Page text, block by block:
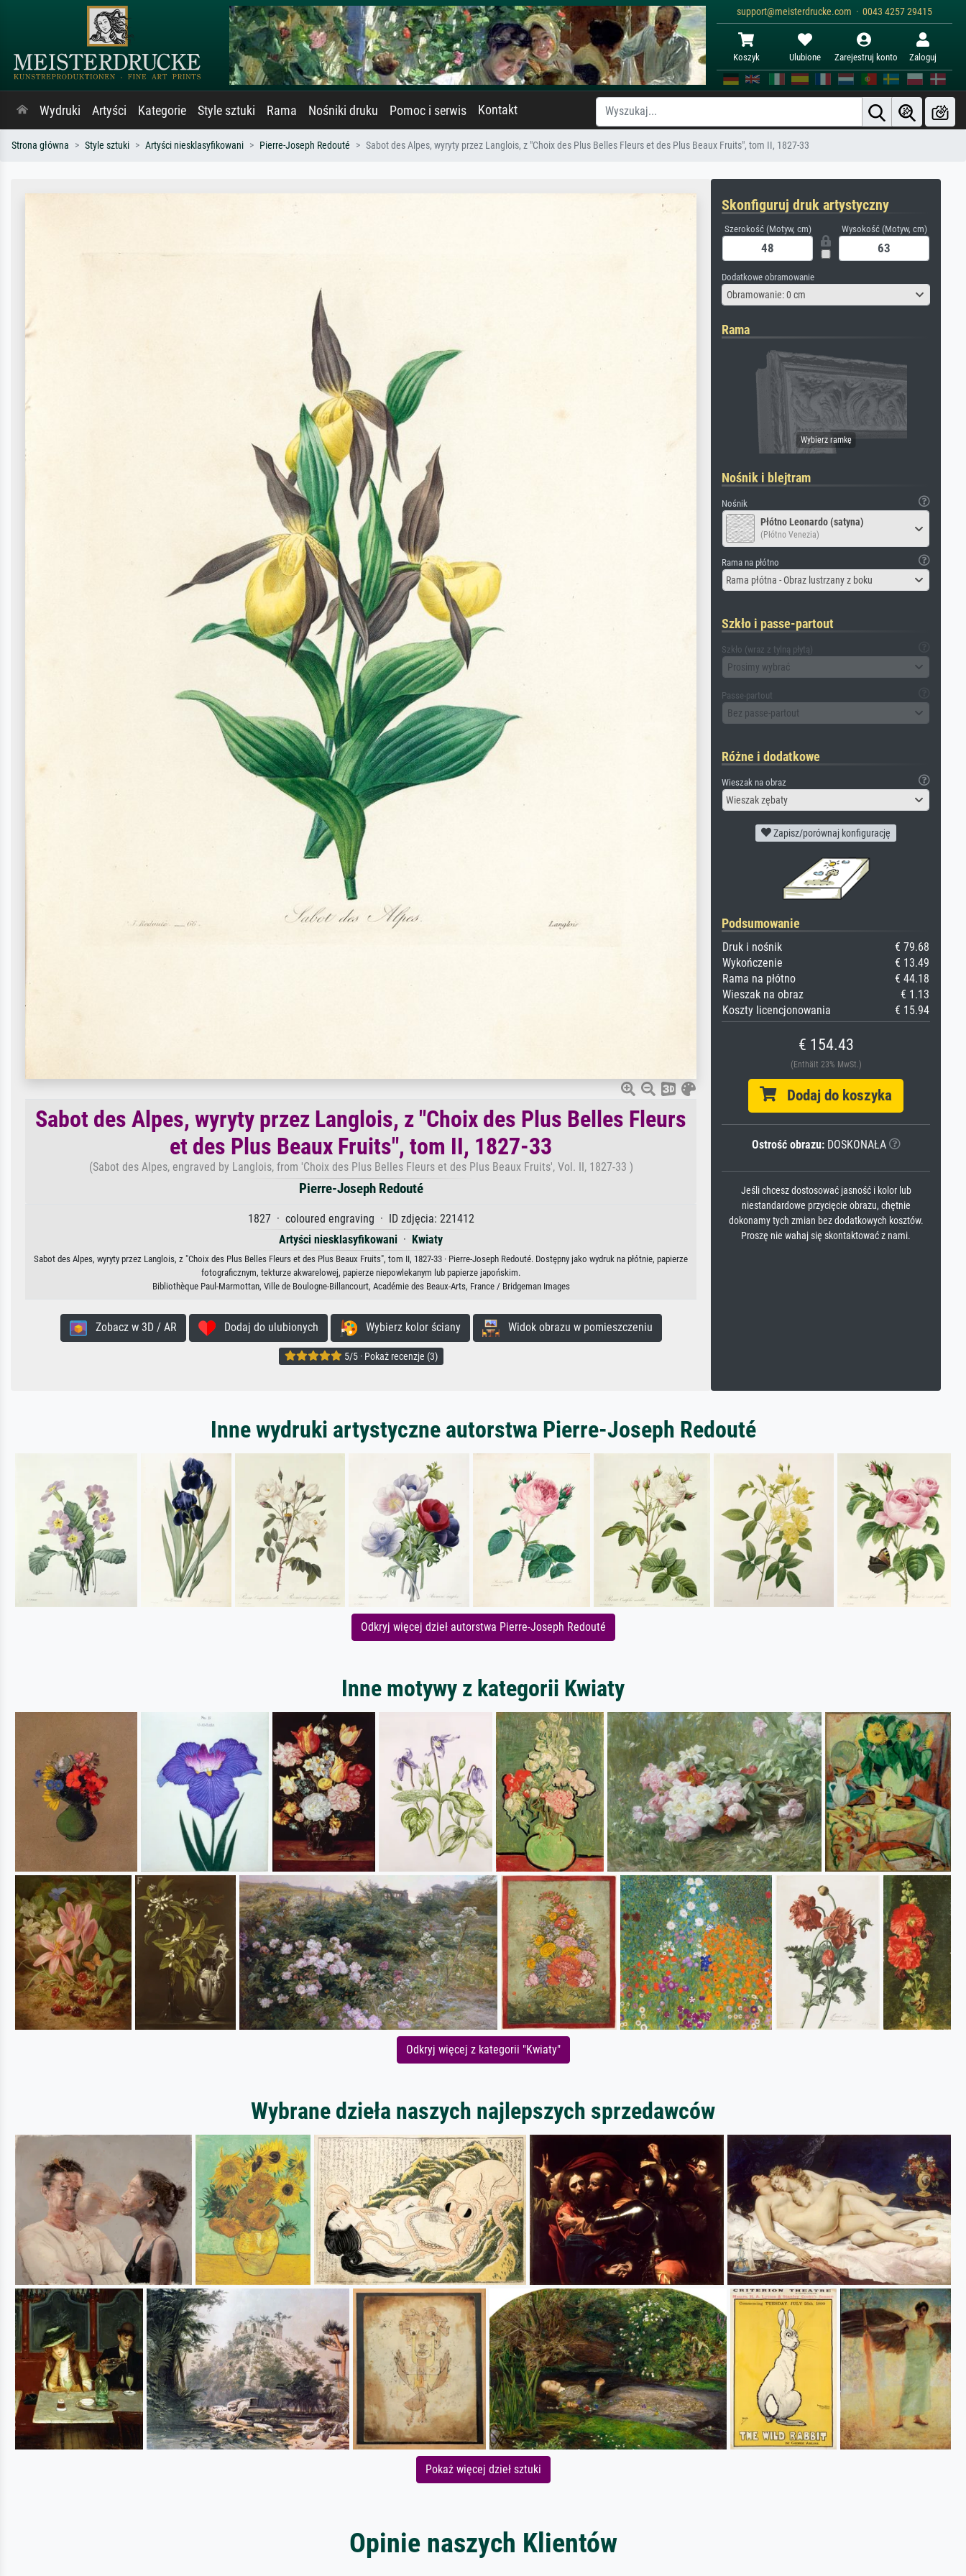
support@meisterdrucke.com · 0043 4257 29415
Koszyk Ulubione Zarejestruj konto Zaloguj
Wydruki Artyści Kategorie Style sztuki Rama Nośniki druku Pomoc i serwis Kontakt
Strona główna Style sztuki Artyści niesklasyfikowani Pierre-Joseph Redouté Sabot des Alpes, wyryty przez Langlois, z "Choix des Plus Belles Fleurs et des Plus Beaux Fruits", tom II, 1827-33
Sabot des Alpes, wyryty przez Langlois, z "Choix des Plus Belles Fleurs
et des Plus Beaux Fruits", tom II, 1827-33
(Sabot des Alpes, engraved by Langlois, from 'Choix des Plus Belles Fleurs et des Plus Beaux Fruits', Vol. II, 1827-33 )
Pierre-Joseph Redouté
1827 · coloured engraving · ID zdjęcia: 221412
Artyści niesklasyfikowani · Kwiaty
Sabot des Alpes, wyryty przez Langlois, z "Choix des Plus Belles Fleurs et des Plus Beaux Fruits", tom II, 1827-33 · Pierre-Joseph Redouté. Dostępny jako wydruk na płótnie, papierze
fotograficznym, tekturze akwarelowej, papierze niepowlekanym lub papierze japońskim.
Bibliothèque Paul-Marmottan, Ville de Boulogne-Billancourt, Académie des Beaux-Arts, France / Bridgeman Images
Zobacz w 3D / AR Dodaj do ulubionych Wybierz kolor ściany Widok obrazu w pomieszczeniu
5/5 · Pokaż recenzje (3)
Skonfiguruj druk artystyczny
Szerokość (Motyw, cm) Wysokość (Motyw, cm)
Dodatkowe obramowanie
Obramowanie: 0 cm
Rama
Nośnik i blejtram
Nośnik
Płótno Leonardo (satyna)
(Płótno Venezia)
Rama na płótno
Rama płótna - Obraz lustrzany z boku
Szkło i passe-partout
Szkło (wraz z tylną płytą)
Prosimy wybrać
Passe-partout
Bez passe-partout
Różne i dodatkowe
Wieszak na obraz
Wieszak zębaty
Zapisz/porównaj konfigurację
Podsumowanie
Druk i nośnik
€ 79.68
Wykończenie
€ 13.49
Rama na płótno
€ 44.18
Wieszak na obraz
€ 1.13
Koszty licencjonowania
€ 15.94
€ 154.43
(Enthält 23% MwSt.)
Dodaj do koszyka
Ostrość obrazu:DOSKONAŁA
Jeśli chcesz dostosować jasność i kolor lub
niestandardowe przycięcie obrazu, chętnie
dokonamy tych zmian bez dodatkowych kosztów.
Proszę nie wahaj się skontaktować z nami.
Inne wydruki artystyczne autorstwa Pierre-Joseph Redouté
Odkryj więcej dzieł autorstwa Pierre-Joseph Redouté
Inne motywy z kategorii Kwiaty
Odkryj więcej z kategorii "Kwiaty"
Wybrane dzieła naszych najlepszych sprzedawców
Pokaż więcej dzieł sztuki
Opinie naszych Klientów